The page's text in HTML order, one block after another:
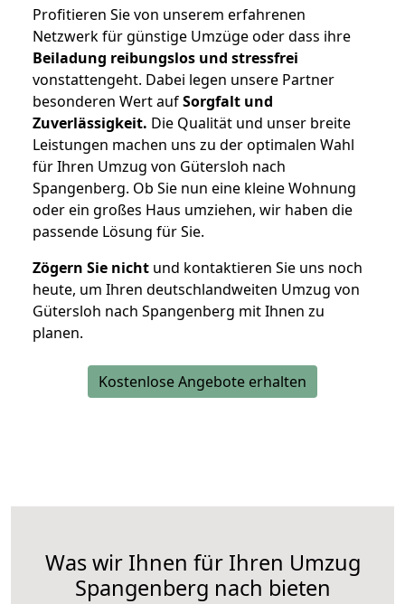
Profitieren Sie von unserem erfahrenen
Netzwerk für günstige Umzüge oder dass ihre
Beiladung reibungslos und stressfrei
vonstattengeht. Dabei legen unsere Partner
besonderen Wert aufSorgfalt und
Zuverlässigkeit. Die Qualität und unser breite
Leistungen machen uns zu der optimalen Wahl
für Ihren Umzug von Gütersloh nach
Spangenberg. Ob Sie nun eine kleine Wohnung
oder ein großes Haus umziehen, wir haben die
passende Lösung für Sie.
Zögern Sie nicht und kontaktieren Sie uns noch
heute, um Ihren deutschlandweiten Umzug von
Gütersloh nach Spangenberg mit Ihnen zu
planen.
Kostenlose Angebote erhalten
Was wir Ihnen für Ihren Umzug
Spangenberg nach bieten